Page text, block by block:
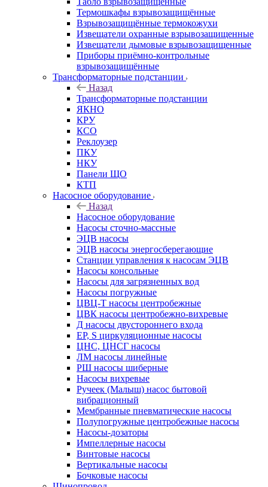
Термошкафы взрывозащищённые
Взрывозащищённые термокожухи
Извещатели охранные взрывозащищенные
Извещатели дымовые взрывозащищенные
Приборы приёмно-контрольные
взрывозащищённые
Трансформаторные подстанции
Назад
Трансформаторные подстанции
ЯКНО
КРУ
КСО
Реклоузер
ПКУ
НКУ
Панели ЩО
КТП
Насосное оборудование
Назад
Насосное оборудование
Насосы сточно-массные
ЭЦВ насосы
ЭЦВ насосы энергосберегающие
Станции управления к насосам ЭЦВ
Насосы консольные
Насосы для загрязненных вод
Насосы погружные
ЦВЦ-Т насосы центробежные
ЦВК насосы центробежно-вихревые
Д насосы двустороннего входа
EP, S циркуляционные насосы
ЦНС, ЦНСГ насосы
ЛМ насосы линейные
РШ насосы шиберные
Насосы вихревые
Ручеек (Малыш) насос бытовой
вибрационный
Мембранные пневматические насосы
Полупогружные центробежные насосы
Насосы-дозаторы
Импеллерные насосы
Винтовые насосы
Вертикальные насосы
Бочковые насосы